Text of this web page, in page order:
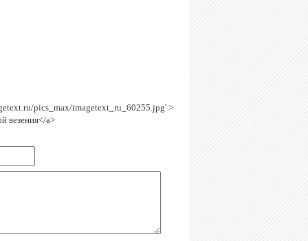
pics_max/imagetext_ru_60255.jpg' >
везения</a>